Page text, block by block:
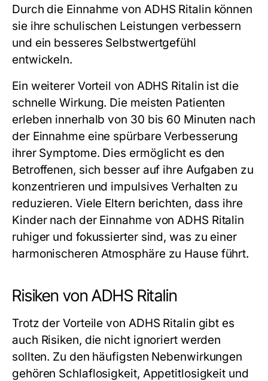
Durch die Einnahme von ADHS Ritalin können
sie ihre schulischen Leistungen verbessern
und ein besseres Selbstwertgefühl
entwickeln.
Ein weiterer Vorteil von ADHS Ritalin ist die
schnelle Wirkung. Die meisten Patienten
erleben innerhalb von 30 bis 60 Minuten nach
der Einnahme eine spürbare Verbesserung
ihrer Symptome. Dies ermöglicht es den
Betroffenen, sich besser auf ihre Aufgaben zu
konzentrieren und impulsives Verhalten zu
reduzieren. Viele Eltern berichten, dass ihre
Kinder nach der Einnahme von ADHS Ritalin
ruhiger und fokussierter sind, was zu einer
harmonischeren Atmosphäre zu Hause führt.
Risiken von ADHS Ritalin
Trotz der Vorteile von ADHS Ritalin gibt es
auch Risiken, die nicht ignoriert werden
sollten. Zu den häufigsten Nebenwirkungen
gehören Schlaflosigkeit, Appetitlosigkeit und